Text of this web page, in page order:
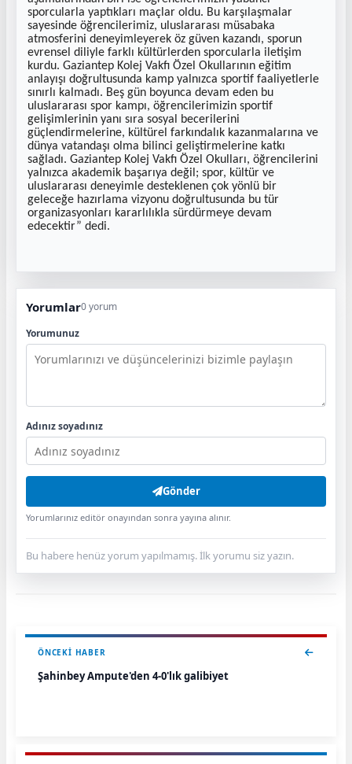
sporcularla yaptıkları maçlar oldu. Bu karşılaşmalar
sayesinde öğrencilerimiz, uluslararası müsabaka
atmosferini deneyimleyerek öz güven kazandı, sporun
evrensel diliyle farklı kültürlerden sporcularla iletişim
kurdu. Gaziantep Kolej Vakfı Özel Okullarının eğitim
anlayışı doğrultusunda kamp yalnızca sportif faaliyetlerle
sınırlı kalmadı. Beş gün boyunca devam eden bu
uluslararası spor kampı, öğrencilerimizin sportif
gelişimlerinin yanı sıra sosyal becerilerini
güçlendirmelerine, kültürel farkındalık kazanmalarına ve
dünya vatandaşı olma bilinci geliştirmelerine katkı
sağladı. Gaziantep Kolej Vakfı Özel Okulları, öğrencilerini
yalnızca akademik başarıya değil; spor, kültür ve
uluslararası deneyimle desteklenen çok yönlü bir
geleceğe hazırlama vizyonu doğrultusunda bu tür
organizasyonları kararlılıkla sürdürmeye devam
edecektir” dedi.
Yorumlar0 yorum
Yorumunuz
Adınız soyadınız
Gönder
Yorumlarınız editör onayından sonra yayına alınır.
Bu habere henüz yorum yapılmamış. İlk yorumu siz yazın.
ÖNCEKI HABER
Şahinbey Ampute'den 4-0'lık galibiyet